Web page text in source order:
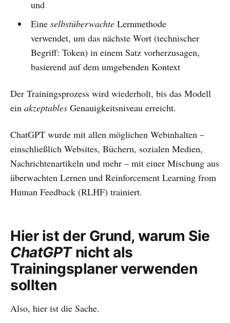
und
Eine selbstüberwachteLernmethode
verwendet, um das nächste Wort (technischer
Begriff: Token) in einem Satz vorherzusagen,
basierend auf dem umgebenden Kontext
Der Trainingsprozess wird wiederholt, bis das Modell
ein akzeptables Genauigkeitsniveau erreicht.
ChatGPT wurde mit allen möglichen Webinhalten –
einschließlich Websites, Büchern, sozialen Medien,
Nachrichtenartikeln und mehr – mit einer Mischung aus
überwachten Lernen und Reinforcement Learning from
Human Feedback (RLHF) trainiert.
Hier ist der Grund, warum Sie
ChatGPTnicht als
Trainingsplaner verwenden
sollten
Also, hier ist die Sache.